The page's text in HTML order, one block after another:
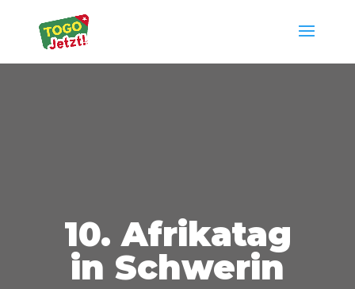
10. Afrikatag
in Schwerin